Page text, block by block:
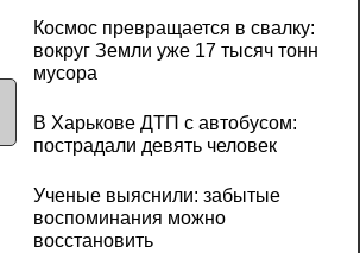
Космос превращается в свалку:
вокруг Земли уже 17 тысяч тонн
мусора
В Харькове ДТП с автобусом:
пострадали девять человек
Ученые выяснили: забытые
воспоминания можно
восстановить